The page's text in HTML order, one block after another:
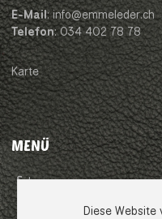
E-Mail: info@emmeleder.ch
Telefon: 034 402 78 78
Karte
MENÜ
Impressum
Diese Website